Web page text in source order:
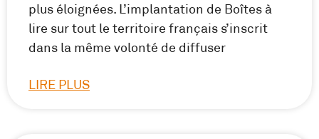
plus éloignées. L’implantation de Boîtes à
lire sur tout le territoire français s’inscrit
dans la même volonté de diffuser
LIRE PLUS